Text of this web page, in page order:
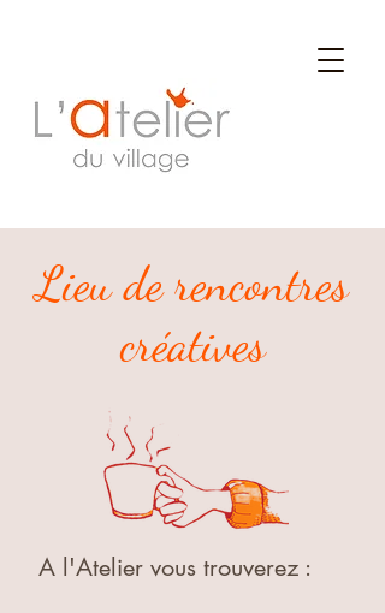
Lieu de rencontres
créatives
A l'Atelier vous trouverez :